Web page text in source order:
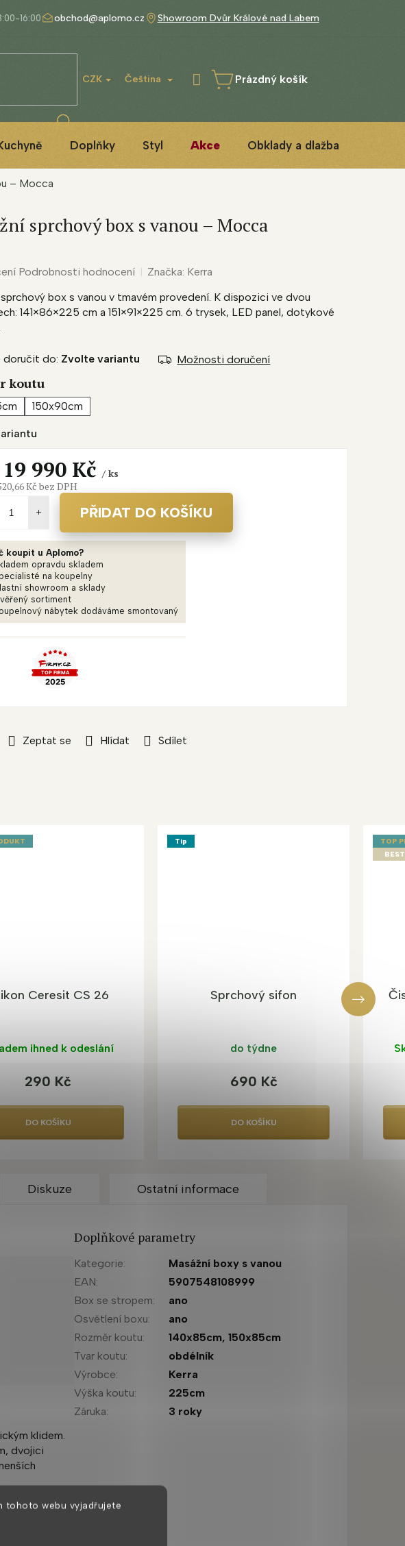
tohoto webu vyjadřujete
obchod@aplomo.cz Showroom Dvůr Králové nad Labem
CZK Čeština
NÁKUPNÍ
Prázdný košík
Doplňky Styl Akce Obklady a dlažba
– Mocca
doručit do: Zvolte variantu Možnosti doručení
koutu
150x90cm
box s vanou v tmavém provedení. K dispozici ve dvou
141×86×225 cm a 151×91×225 cm. 6 trysek, LED panel, dotykové
Zeptat se Hlídat Sdílet
sprchový box s vanou – Mocca
Podrobnosti hodnocení Značka: Kerra
19 990 Kč / ks
Kč bez DPH
PŘIDAT DO KOŠÍKU
koupit u Aplomo?
opravdu skladem
na koupelny
showroom a sklady
sortiment
nábytek dodáváme smontovaný
Ceresit CS 26
ihned k odeslání
290 Kč
DO KOŠÍKU
Tip
Sprchový sifon
do týdne
690 Kč
DO KOŠÍKU
TOP
Diskuze Ostatní informace
klidem.
dvojici
rádio.
Doplňkové parametry
Kategorie:
Masážní boxy s vanou
EAN:
5907548108999
Box se stropem:
ano
Osvětlení boxu:
ano
Rozměr koutu: 140x85cm,150x85cm
Tvar koutu:
obdélník
Výrobce:
Kerra
Výška koutu:
225cm
Záruka: 3 roky